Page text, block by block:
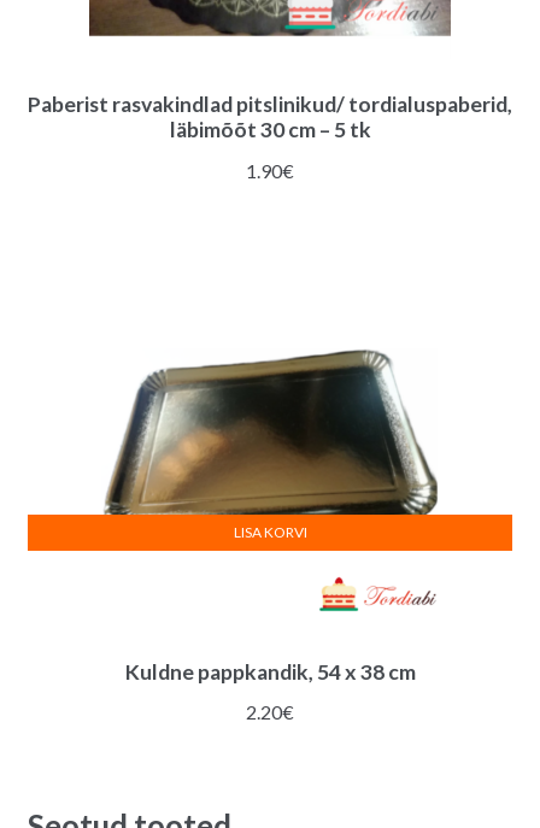
Paberist rasvakindlad pitslinikud/ tordialuspaberid,
läbimõõt 30 cm – 5 tk
1.90€
Kuldne pappkandik, 54 x 38 cm
2.20€
LISA KORVI